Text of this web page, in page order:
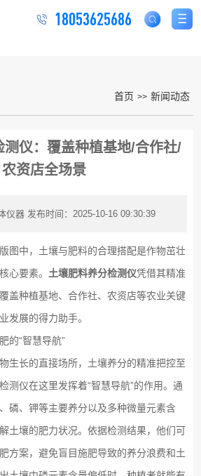
18053625686
首页 >> 新闻动态
测仪：覆盖种植基地/合作社/
农资店全场景
仪器 发布时间：2025-10-16 09:30:39
中，土壤与肥料的合理搭配是作物茁壮
心要素。 土壤肥料养分检测仪凭借其精准
盖种植基地、合作社、农资店等农业关键
发展的得力助手。
“智慧导航”
长的直接场所，土壤养分的精准把控至
测仪在这里发挥着“智慧导航”的作用。通
磷、钾等主要养分以及多种微量元素含
土壤的肥力状况。依据检测结果，他们可
方案，避免盲目施肥导致的养分浪费和土